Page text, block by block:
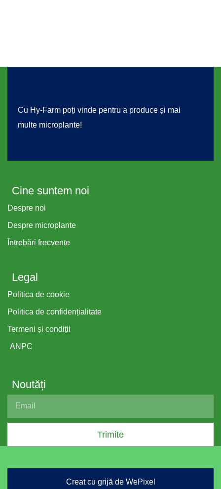
Cu Hy-Farm poți vinde pentru a produce și mai
multe microplante!
Cine suntem noi
Despre noi
Despre microplante
Întrebări frecvente
Legal
Politica de cookie
Politica de confidențialitate
Termeni și condiții
ANPC
Noutăți
Trimite
Creat cu grijă de WePixel